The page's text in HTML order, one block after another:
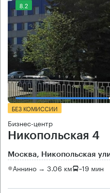
8.2
БЕЗ КОМИССИИ
Бизнес-центр
Никопольская 4
Москва, Никопольская
Аннино → 3.06 км ~19 мин